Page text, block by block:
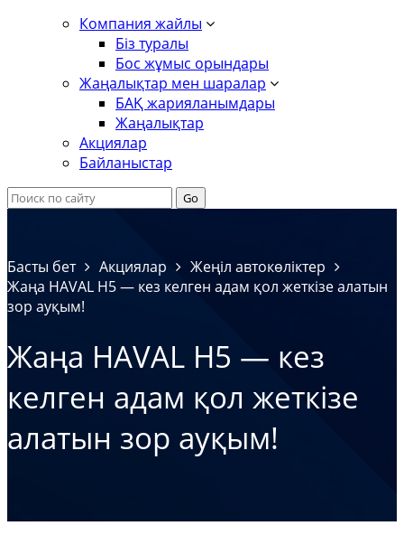
Компания жайлы
Біз туралы
Бос жұмыс орындары
Жаңалықтар мен шаралар
БАҚ жарияланымдары
Жаңалықтар
Акциялар
Байланыстар
Басты бет Акциялар
Жеңіл автокөліктер
Жаңа HAVAL H5 — кез келген адам қол жеткізе алатын
зор ауқым!
Жаңа HAVAL H5 — кез
келген адам қол жеткізе
алатын зор ауқым!